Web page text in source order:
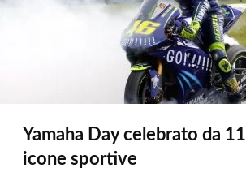
Yamaha Day celebrato da 11
icone sportive